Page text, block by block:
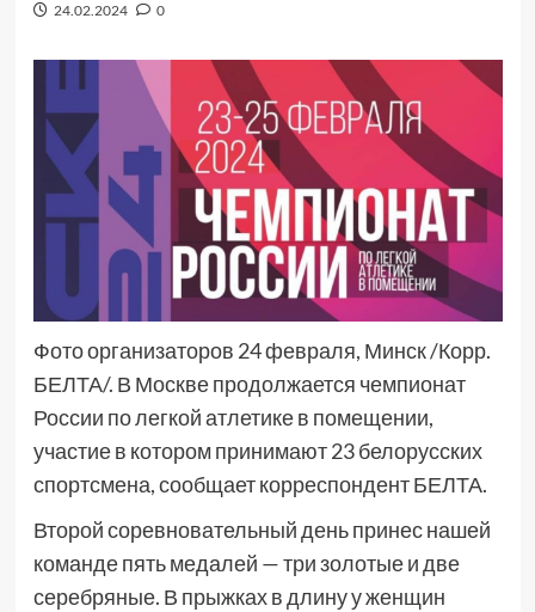
24.02.2024 0
Фото организаторов 24 февраля, Минск /Корр.
БЕЛТА/. В Москве продолжается чемпионат
России по легкой атлетике в помещении,
участие в котором принимают 23 белорусских
спортсмена, сообщает корреспондент БЕЛТА.
Второй соревновательный день принес нашей
команде пять медалей — три золотые и две
серебряные. В прыжках в длину у женщин